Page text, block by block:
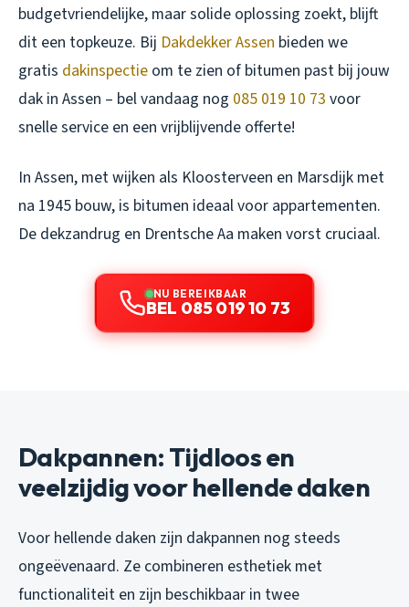
budgetvriendelijke, maar solide oplossing zoekt, blijft
dit een topkeuze. Bij Dakdekker Assen bieden we
gratis dakinspectie om te zien of bitumen past bij jouw
dak in Assen – bel vandaag nog 085 019 10 73 voor
snelle service en een vrijblijvende offerte!
In Assen, met wijken als Kloosterveen en Marsdijk met
na 1945 bouw, is bitumen ideaal voor appartementen.
De dekzandrug en Drentsche Aa maken vorst cruciaal.
NU BEREIKBAAR
BEL 085 019 10 73
Dakpannen: Tijdloos en
veelzijdig voor hellende daken
Voor hellende daken zijn dakpannen nog steeds
ongeëvenaard. Ze combineren esthetiek met
functionaliteit en zijn beschikbaar in twee